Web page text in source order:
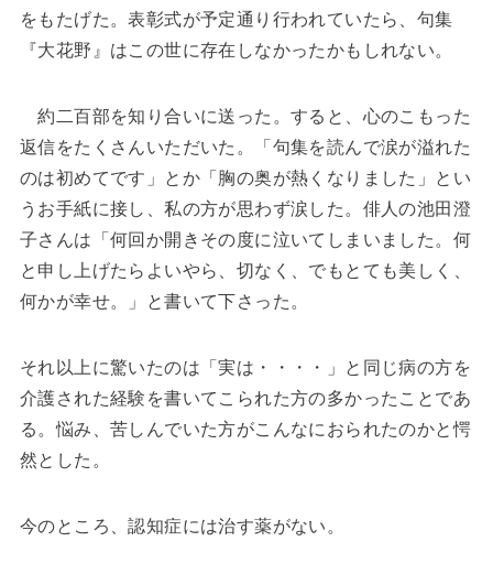
をもたげた。表彰式が予定通り行われていたら、句集
『大花野』はこの世に存在しなかったかもしれない。
約二百部を知り合いに送った。すると、心のこもった
返信をたくさんいただいた。「句集を読んで涙が溢れた
のは初めてです」とか「胸の奥が熱くなりました」とい
うお手紙に接し、私の方が思わず涙した。俳人の池田澄
子さんは「何回か開きその度に泣いてしまいました。何
と申し上げたらよいやら、切なく、でもとても美しく、
何かが幸せ。」と書いて下さった。
それ以上に驚いたのは「実は・・・・」と同じ病の方を
介護された経験を書いてこられた方の多かったことであ
る。悩み、苦しんでいた方がこんなにおられたのかと愕
然とした。
今のところ、認知症には治す薬がない。